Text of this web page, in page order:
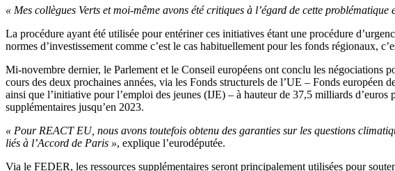
« Mes collègues Verts et moi-même avons été critiques à l’égard de cette
La procédure ayant été utilisée pour entériner ces initiatives étant une procédure
normes d’investissement comme c’est le cas habituellement pour les fonds régionaux,
Mi-novembre dernier, le Parlement et le Conseil européens ont conclu les
cours des deux prochaines années, via les Fonds structurels de l’UE – Fonds
ainsi que l’initiative pour l’emploi des jeunes (IJE) – à hauteur de 37,5 milliards
supplémentaires jusqu’en 2023.
« Pour REACT EU, nous avons toutefois obtenu des garanties sur les questions
liés à l’Accord de Paris », explique l’eurodéputée.
Via le FEDER, les ressources supplémentaires seront principalement utilisées pour